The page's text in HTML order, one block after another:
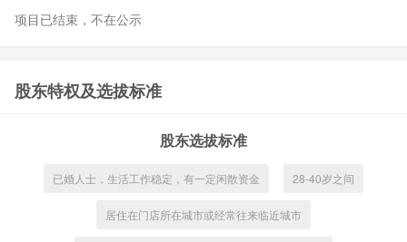
项目已结束，不在公示
股东特权及选拔标准
股东选拔标准
已婚人士，生活工作稳定，有一定闲散资金 28-40岁之间
居住在门店所在城市或经常往来临近城市